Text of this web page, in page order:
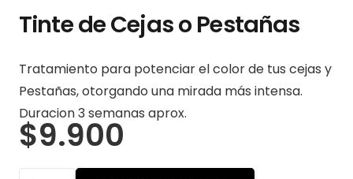
Tinte de Cejas o Pestañas
Tratamiento para potenciar el color de tus cejas y
Pestañas, otorgando una mirada más intensa.
Duracion 3 semanas aprox.
$9.900